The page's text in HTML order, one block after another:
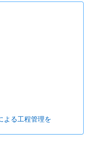
よる工程管理を